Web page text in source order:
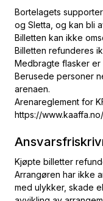
Bortelagets
og Sletta, og kan bli
Billetten kan ikke
Billetten refunderes
Medbragte flasker er
Berusede personer
arenaen.
Arenareglement for
https://
Kjøpte billetter
Arrangøren har ikke
med ulykker, skade